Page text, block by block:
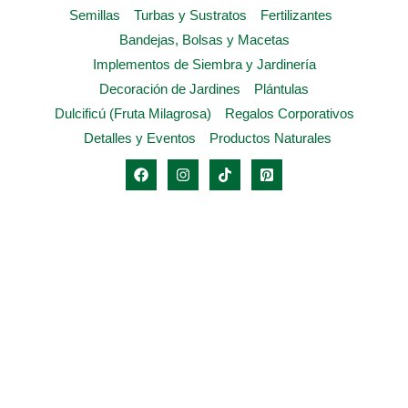
página
de
producto
Semillas Turbas y Sustratos
Fertilizantes
Bandejas, Bolsas y Macetas
Implementos de Siembra y Jardinería
Decoración de Jardines
Plántulas
Dulcificú (Fruta Milagrosa)
Regalos Corporativos
Detalles y Eventos
Productos Naturales